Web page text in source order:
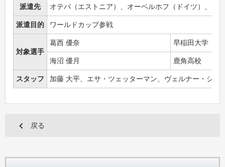
派遣先 オテパ（エストニア）、オーベルホフ（ドイツ）、ゼ
派遣目的 ワールドカップ参戦
対象選手
葛西 優奈 早稲田大学
海沼 優月 鹿角高校
スタッフ 加藤 大平、エサ・ツェッターマン、ヴェルナー・シェ
戻る